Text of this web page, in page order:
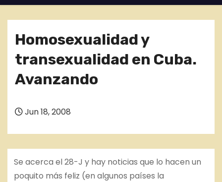
Homosexualidad y
transexualidad en Cuba.
Avanzando
Jun 18, 2008
Se acerca el 28-J y hay noticias que lo hacen un
poquito más feliz (en algunos países la